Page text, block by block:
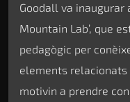
Goodall va inaugurar
Mountain Lab’, que
pedagògic per
elements relacionats
motivin a prendre